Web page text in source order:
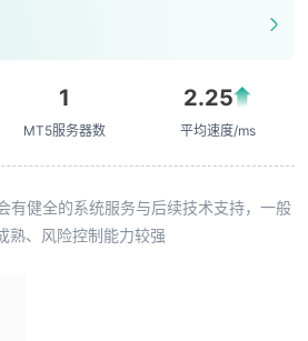
1
MT5服务器数
2.25
平均速度/ms
有健全的系统服务与后续技术支持，一般
熟、风险控制能力较强